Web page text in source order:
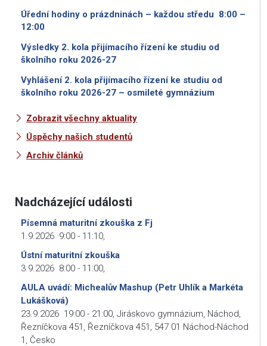
Úřední hodiny o prázdninách – každou středu 8:00 –
12:00
Výsledky 2. kola přijímacího řízení ke studiu od
školního roku 2026-27
Vyhlášení 2. kola přijímacího řízení ke studiu od
školního roku 2026-27 – osmileté gymnázium
Zobrazit všechny aktuality
Úspěchy našich studentů
Archiv článků
Nadcházející události
Písemná maturitní zkouška z Fj
1.9.2026 9:00 - 11:10
Ústní maturitní zkouška
3.9.2026 8:00 - 11:00
AULA uvádí: Michealův Mashup (Petr Uhlík a Markéta
Lukášková)
23.9.2026 19:00 - 21:00 Jiráskovo gymnázium, Náchod,
Řezníčkova 451, Řezníčkova 451, 547 01 Náchod-Náchod
1, Česko